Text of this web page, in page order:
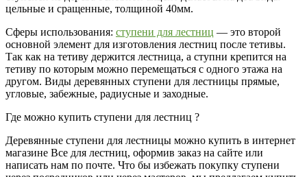
цельные и сращенные, толщиной 40мм.
Сферы использования: ступени для лестниц — это второй
основной элемент для изготовления лестниц после тетивы.
Так как на тетиву держится лестница, а ступни крепится на
тетиву по которым можно перемещаться с одного этажа на
другом. Виды деревянных ступени для лестницы прямые,
угловые, забежные, радиусные и заходные.
Где можно купить ступени для лестниц ?
Деревянные ступени для лестницы можно купить в интернет
магазине Все для лестниц, оформив заказ на сайте или
написать нам по почте. Что бы избежать покупку ступени